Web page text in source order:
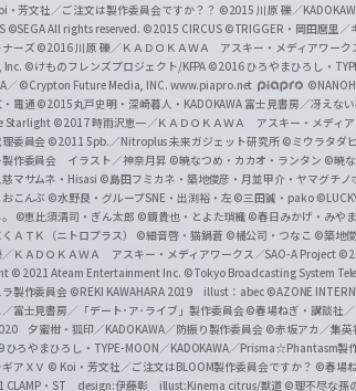
・芳文社／ご注文は製作委員会ですか？？ ©2015 川原 礫／
©SEGA All rights reserved. ©2015 CIRCUS ©TRIGGER・岡田麿里／
ナーズ©2016 川原 礫／ＫＡＤＯＫＡＷＡ アスキー・メディアワーク
Inc. ©けものフレンズプロジェクト/KFPA ©2016 ひろやまひろし・
／ ©Crypton Future Media, INC. www.piapro.net
・電通 ©2015丸戸史明・深崎暮人・KADOKAWA 富士見書房／冴えな
Starlight ©2017 時雨沢恵一／ＫＡＤＯＫＡＷＡ アスキー・メディ
委員会 ©2011 5pb.／Nitroplus 未来ガジェット研究所 ©ミウラタダ
製作委員会 イラスト／神奈月昇 ©暁なつめ・カカオ・ランタン ©暁
マサムネ・Hisasi ©島田フミカネ・築地俊彦・月並甲介・ヤマグチノ
おこんぶ ©水野良・グループSNE・出渕裕・左 ©三田誠・pako
©恵比須清司・ぎん太郎 ©鏡貴也・とよた瑣織 ©春日みかげ・みや
くＡＴＫ（ニトロプラス） ©細音啓・猫鍋蒼 ©橘公司・つなこ ©築地
／ＫＡＤＯＫＡＷＡ アスキー・メディアワークス／SAO-A Project
© 2021 Ateam Entertainment Inc. ©Tokyo Broadcasting System
ラ製作委員会 ©REKI KAWAHARA 2019 illust：abec ©AZONE
／富士見書房／「デート･ア･ライブ」製作委員会©春場ねぎ・講談社／
夕蜜柑・狐印／KADOKAWA／防振り製作委員会 ©赤坂アカ／集英
ひろやまひろし・TYPE-MOON／KADOKAWA／Prisma☆Phantasm製
ギアＸＶ © Koi・芳文社／ご注文はBLOOM製作委員会ですか？ ©春場
CLAMP・ST design:伊藤彰 illust:Kinema citrus/獣道 ©理不尽な孫